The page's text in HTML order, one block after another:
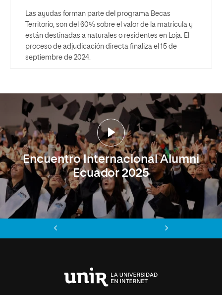
Las ayudas forman parte del programa Becas
Territorio, son del 60% sobre el valor de la matrícula y
están destinadas a naturales o residentes en Loja. El
proceso de adjudicación directa finaliza el 15 de
septiembre de 2024.
Encuentro Internacional Alumni
Ecuador 2025